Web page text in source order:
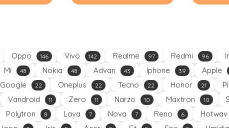
Oppo 146 Vivo 142 Realme 97 Redmi 96
Mi 48 Nokia 48 Advan 43 Iphone 39 Apple
Google 22 Oneplus 22 Tecno 22 Honor 21
Vandroid 11 Zero 11 Narzo 10 Maxtron 10
Polytron 8 Lava 7 Nova 7 Reno 6 Hotwav